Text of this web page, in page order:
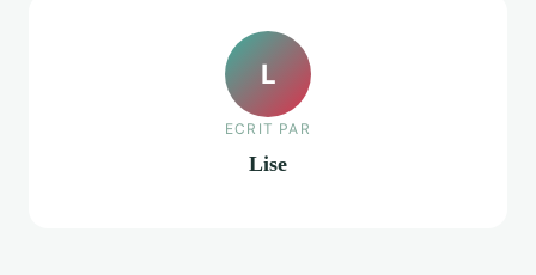
L
ECRIT PAR
Lise